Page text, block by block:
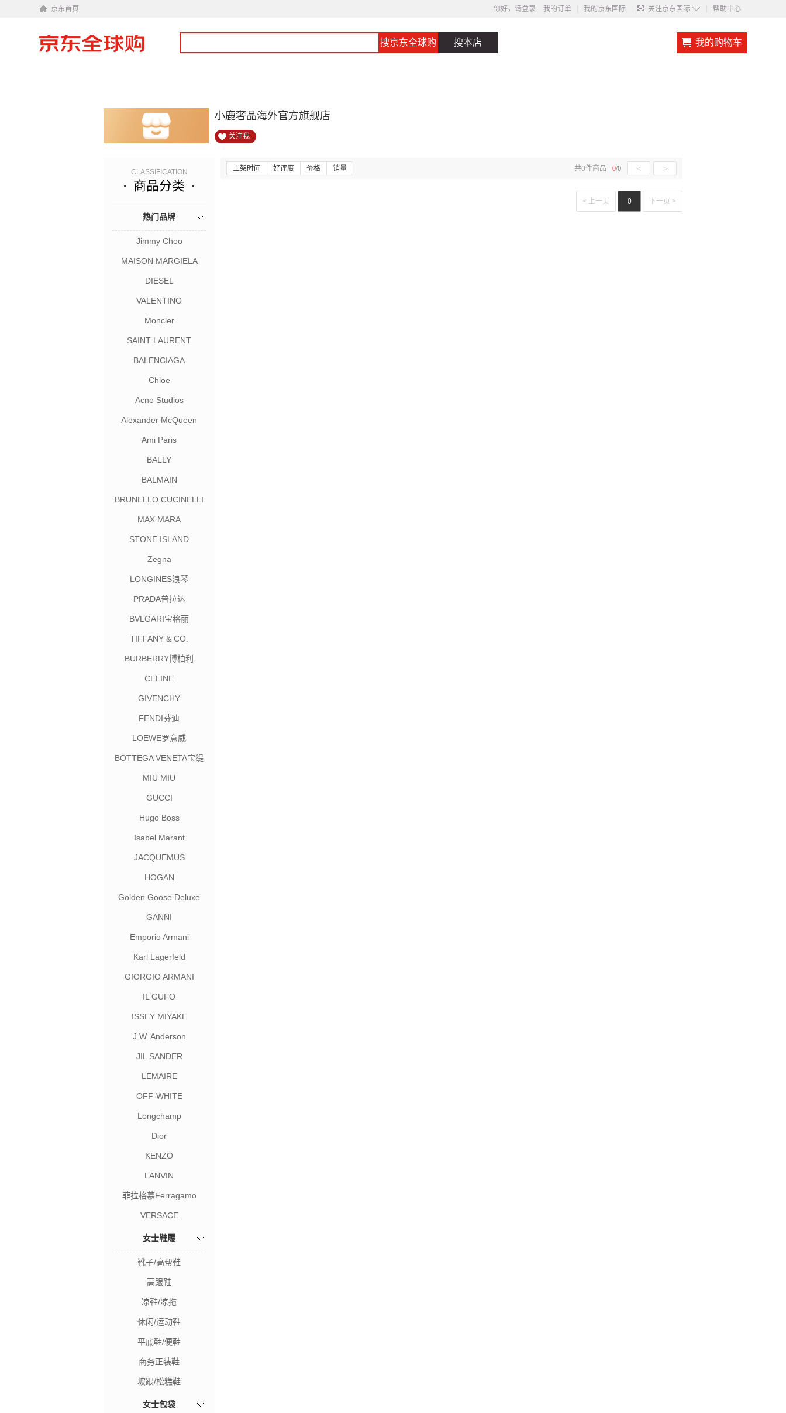
京东首页 你好，请登录 我的订单 我的京东国际 关注京东国际 ◇ 帮助中心
搜京东全球购 搜本店 我的购物车
小鹿奢品海外官方旗舰店
关注我
CLASSIFICATION
商品分类
热门品牌
Jimmy Choo
MAISON MARGIELA
DIESEL
VALENTINO
Moncler
SAINT LAURENT
BALENCIAGA
Chloe
Acne Studios
Alexander McQueen
Ami Paris
BALLY
BALMAIN
BRUNELLO CUCINELLI
MAX MARA
STONE ISLAND
Zegna
LONGINES浪琴
PRADA普拉达
BVLGARI宝格丽
TIFFANY & CO.
BURBERRY博柏利
CELINE
GIVENCHY
FENDI芬迪
LOEWE罗意威
BOTTEGA VENETA宝缇
MIU MIU
GUCCI
Hugo Boss
Isabel Marant
JACQUEMUS
HOGAN
Golden Goose Deluxe
GANNI
Emporio Armani
Karl Lagerfeld
GIORGIO ARMANI
IL GUFO
ISSEY MIYAKE
J.W. Anderson
JIL SANDER
LEMAIRE
OFF-WHITE
Longchamp
Dior
KENZO
LANVIN
菲拉格慕Ferragamo
VERSACE
女士鞋履
靴子/高帮鞋
高跟鞋
凉鞋/凉拖
休闲/运动鞋
平底鞋/便鞋
商务正装鞋
坡跟/松糕鞋
女士包袋
上架时间 好评度 价格 销量 0/0 < >
共0件商品
< 上一页 0 下一页 >